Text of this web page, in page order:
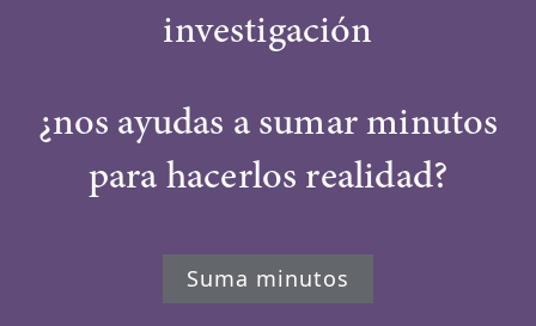
investigación
¿nos ayudas a sumar minutos
para hacerlos realidad?
Suma minutos